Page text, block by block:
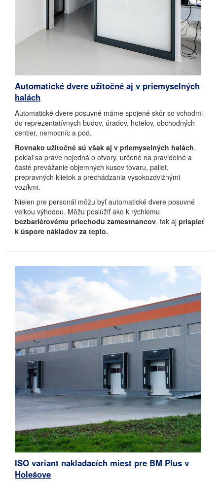
Automatické dvere užitočné aj v priemyselných
halách
Automatické dvere posuvné máme spojené skôr so vchodmi
do reprezentatívnych budov, úradov, hotelov, obchodných
centier, nemocníc a pod.
Rovnako užitočné sú však aj v priemyselných halách,
pokiaľ sa práve nejedná o otvory, určené na pravidelné a
časté prevážanie objemných kusov tovaru, paliet,
prepravných klietok a prechádzania vysokozdvižnými
vozíkmi.
Nielen pre personál môžu byť automatické dvere posuvné
veľkou výhodou. Môžu poslúžiť ako k rýchlemu
bezbariérovému priechodu zamestnancov, tak aj prispieť
k úspore nákladov za teplo.
ISO variant nakladacích miest pre BM Plus v
Holešove